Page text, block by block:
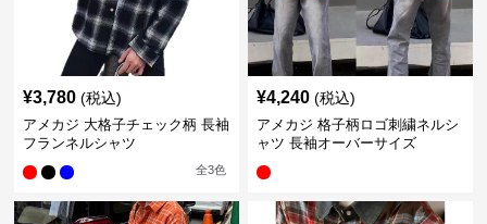
¥3,780 (税込)
アメカジ 大格子チェック柄 長袖
フランネルシャツ
全3色
¥4,240 (税込)
アメカジ 格子柄ロゴ刺繍ネルシ
ャツ 長袖オーバーサイズ